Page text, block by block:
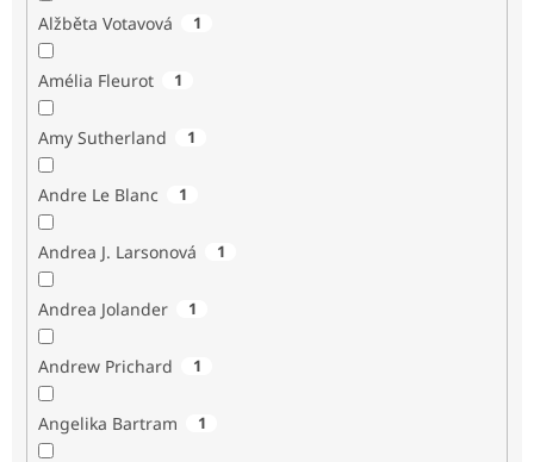
Alžběta Votavová 1
Amélia Fleurot 1
Amy Sutherland 1
Andre Le Blanc 1
Andrea J. Larsonová 1
Andrea Jolander 1
Andrew Prichard 1
Angelika Bartram 1